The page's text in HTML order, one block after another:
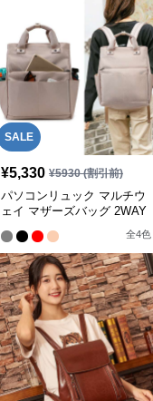
SALE
¥5,330 ¥5930(割引前)
パソコンリュック マルチウ
ェイ マザーズバッグ 2WAY
全4色